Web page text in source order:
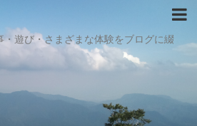
遊び・さまざまな体験をブログに綴